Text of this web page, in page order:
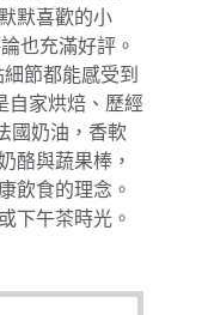
默喜歡的小
也充滿好評。
節都能感受到
自家烘焙、歷經
國奶油，香軟
酪與蔬果棒，
飲食的理念。
下午茶時光。